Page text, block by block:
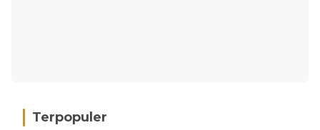
TerpopulerGakkum Kehutanan Limpahkan